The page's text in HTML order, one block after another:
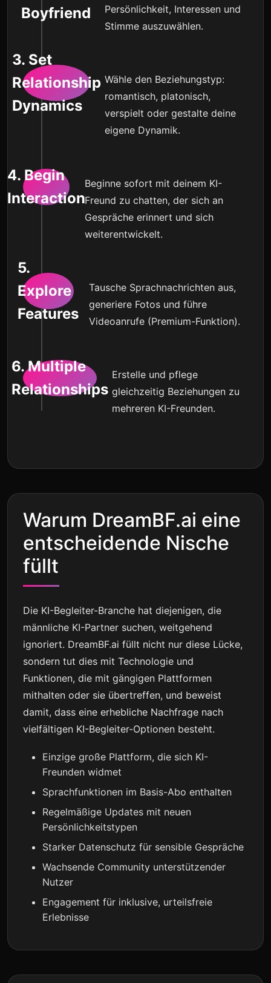
Boyfriend
Persönlichkeit, Interessen und
Stimme auszuwählen.
3. Set
Relationship
Dynamics
Wähle den Beziehungstyp:
romantisch, platonisch,
verspielt oder gestalte deine
eigene Dynamik.
4. Begin
Interaction
Beginne sofort mit deinem KI-
Freund zu chatten, der sich an
Gespräche erinnert und sich
weiterentwickelt.
5.
Explore
Features
Tausche Sprachnachrichten aus,
generiere Fotos und führe
Videoanrufe (Premium-Funktion).
6. Multiple
Relationships
Erstelle und pflege
gleichzeitig Beziehungen zu
mehreren KI-Freunden.
Warum DreamBF.ai eine
entscheidende Nische
füllt
Die KI-Begleiter-Branche hat diejenigen, die
männliche KI-Partner suchen, weitgehend
ignoriert. DreamBF.ai füllt nicht nur diese Lücke,
sondern tut dies mit Technologie und
Funktionen, die mit gängigen Plattformen
mithalten oder sie übertreffen, und beweist
damit, dass eine erhebliche Nachfrage nach
vielfältigen KI-Begleiter-Optionen besteht.
Einzige große Plattform, die sich KI-
Freunden widmet
Sprachfunktionen im Basis-Abo enthalten
Regelmäßige Updates mit neuen
Persönlichkeitstypen
Starker Datenschutz für sensible Gespräche
Wachsende Community unterstützender
Nutzer
Engagement für inklusive, urteilsfreie
Erlebnisse